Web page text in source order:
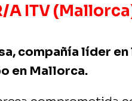
A ITV
compañía líder
en Mallorca.